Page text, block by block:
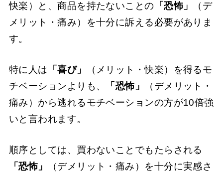
快楽）と、商品を持たないことの 「恐怖」
（デ
メリット・痛み）を十分に訴える必要がありま
す。
特に人は 「喜び」
（メリット・快楽）を得るモ
チベーションよりも、
「恐怖」
（デメリット・
痛み）から逃れるモチベーションの方が10倍強
いと言われます。
順序としては、買わないことでもたらされる
「恐怖」
（デメリット・痛み）を十分に実感さ